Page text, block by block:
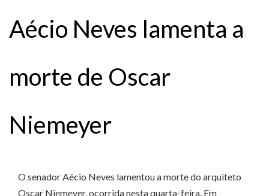
Aécio Neves lamenta a
morte de Oscar
Niemeyer
O senador Aécio Neves lamentou a morte do arquiteto
Oscar Niemeyer, ocorrida nesta quarta-feira. Em